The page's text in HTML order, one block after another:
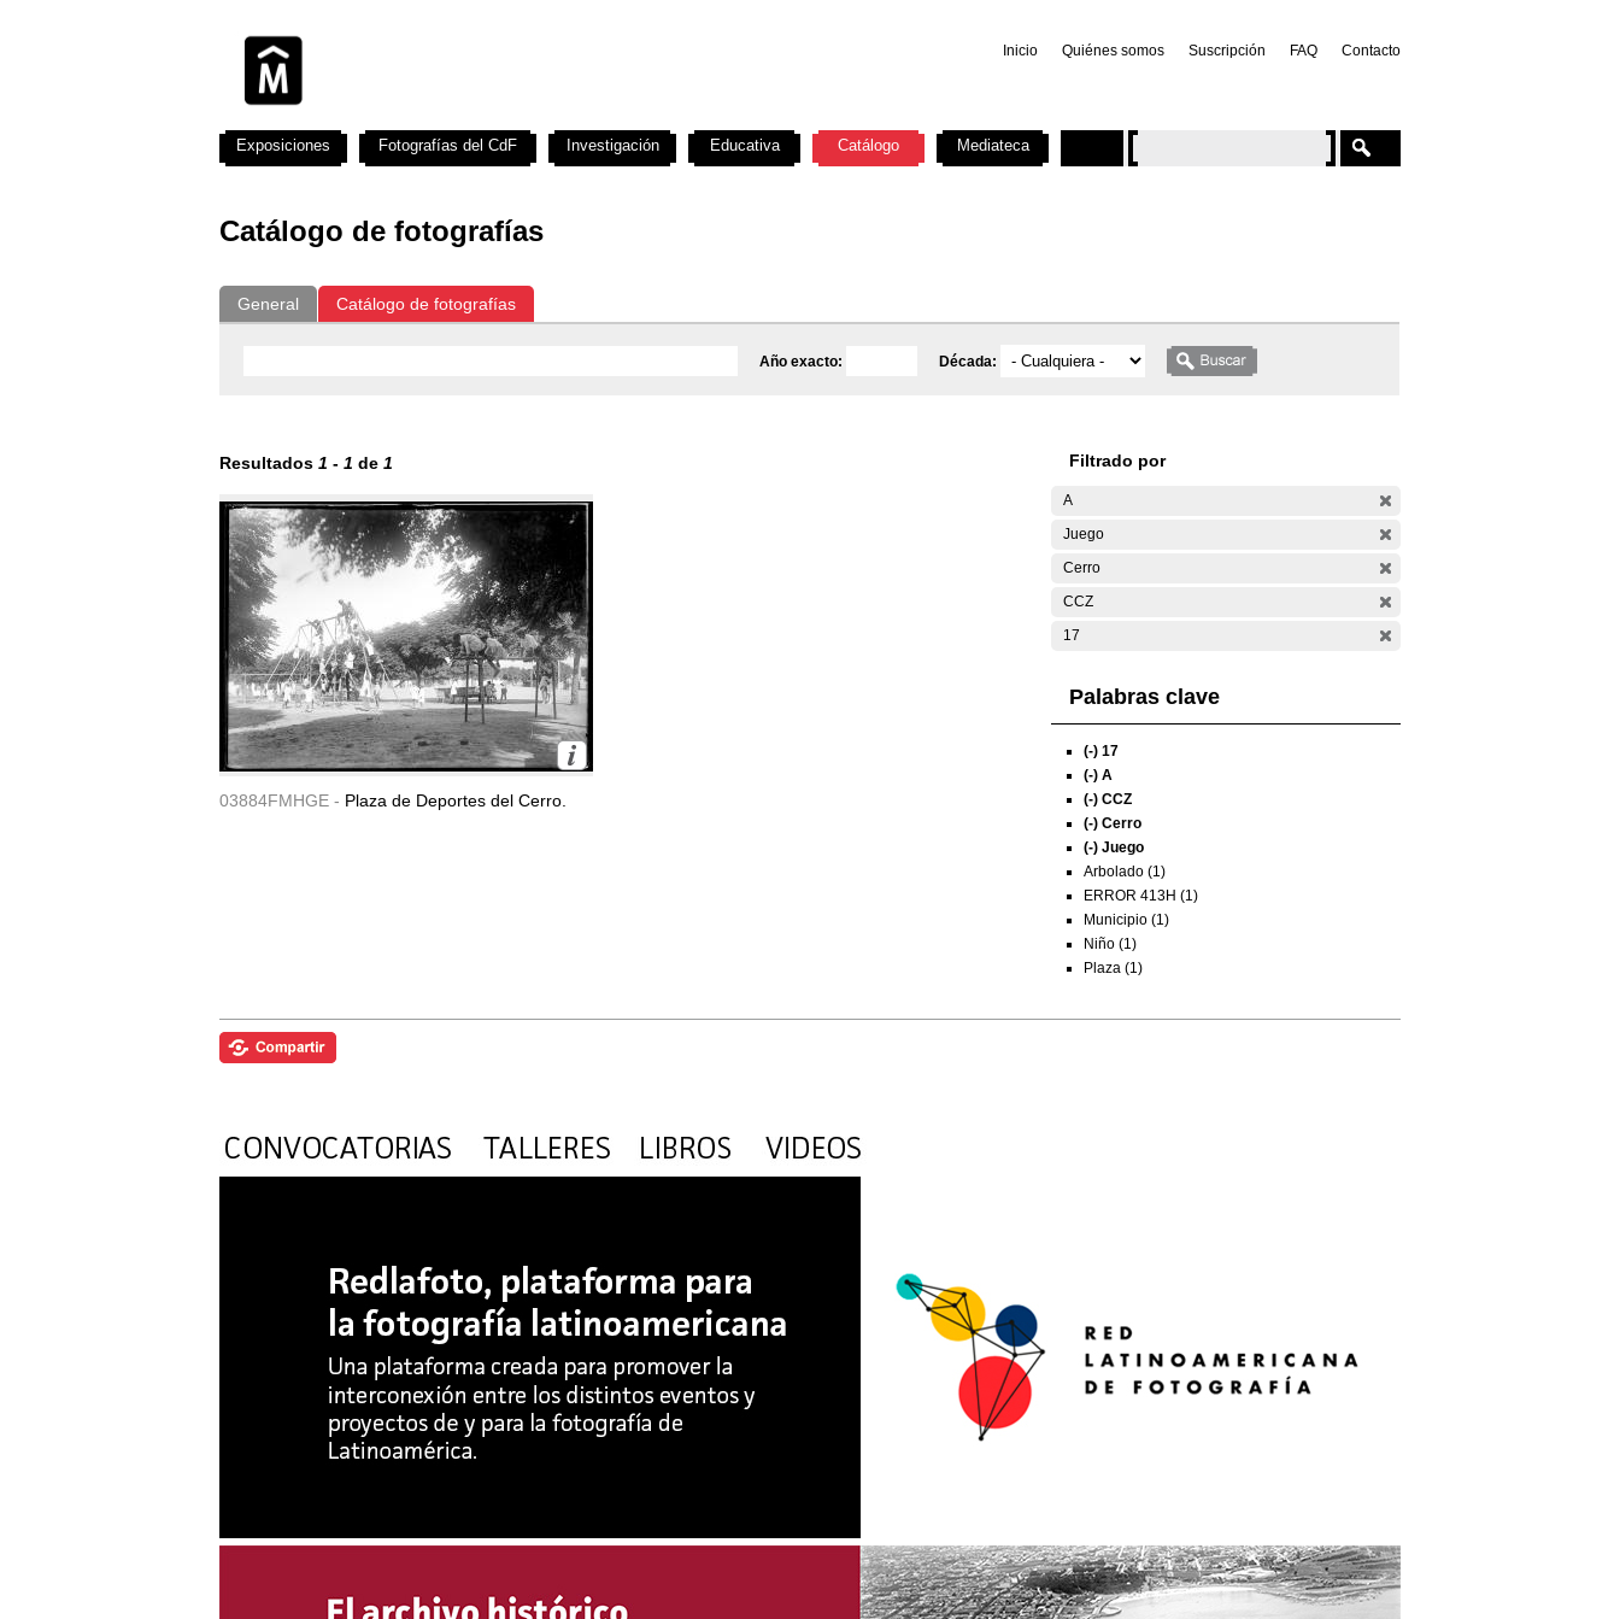
Inicio Quiénes somos Suscripción FAQ Contacto
Catálogo de fotografías
General Catálogo de fotografías
Año exacto: Década:
Resultados 1 - 1 de 1
03884FMHGE - Plaza de Deportes del Cerro.
Filtrado por
A
Juego
Cerro
CCZ
17
Palabras clave
(-) 17
(-) A
(-) CCZ
(-) Cerro
(-) Juego
Arbolado (1)
ERROR 413H (1)
Municipio (1)
Niño (1)
Plaza (1)
Exposiciones Fotografías del CdF Investigación Educativa Catálogo Mediateca